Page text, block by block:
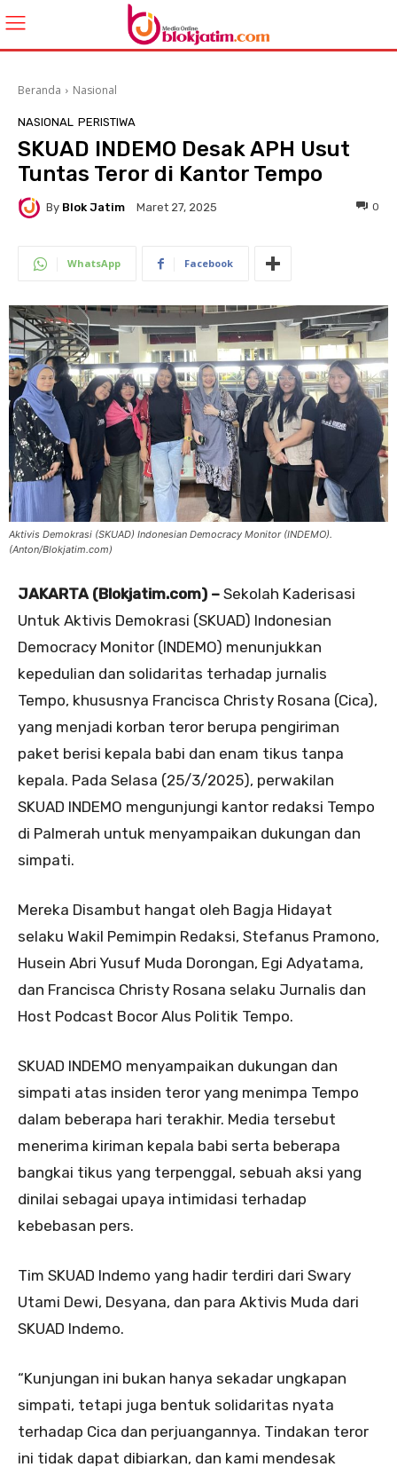
Beranda Nasional
NASIONAL PERISTIWA
SKUAD INDEMO Desak APH Usut
Tuntas Teror di Kantor Tempo
By Blok Jatim Maret 27, 2025 0
WhatsApp Facebook
Aktivis Demokrasi (SKUAD) Indonesian Democracy Monitor (INDEMO).
(Anton/Blokjatim.com)
JAKARTA (Blokjatim.com) – Sekolah Kaderisasi
Untuk Aktivis Demokrasi (SKUAD) Indonesian
Democracy Monitor (INDEMO) menunjukkan
kepedulian dan solidaritas terhadap jurnalis
Tempo, khususnya Francisca Christy Rosana (Cica),
yang menjadi korban teror berupa pengiriman
paket berisi kepala babi dan enam tikus tanpa
kepala. Pada Selasa (25/3/2025), perwakilan
SKUAD INDEMO mengunjungi kantor redaksi Tempo
di Palmerah untuk menyampaikan dukungan dan
simpati.
Mereka Disambut hangat oleh Bagja Hidayat
selaku Wakil Pemimpin Redaksi, Stefanus Pramono,
Husein Abri Yusuf Muda Dorongan, Egi Adyatama,
dan Francisca Christy Rosana selaku Jurnalis dan
Host Podcast Bocor Alus Politik Tempo.
SKUAD INDEMO menyampaikan dukungan dan
simpati atas insiden teror yang menimpa Tempo
dalam beberapa hari terakhir. Media tersebut
menerima kiriman kepala babi serta beberapa
bangkai tikus yang terpenggal, sebuah aksi yang
dinilai sebagai upaya intimidasi terhadap
kebebasan pers.
Tim SKUAD Indemo yang hadir terdiri dari Swary
Utami Dewi, Desyana, dan para Aktivis Muda dari
SKUAD Indemo.
“Kunjungan ini bukan hanya sekadar ungkapan
simpati, tetapi juga bentuk solidaritas nyata
terhadap Cica dan perjuangannya. Tindakan teror
ini tidak dapat dibiarkan, dan kami mendesak